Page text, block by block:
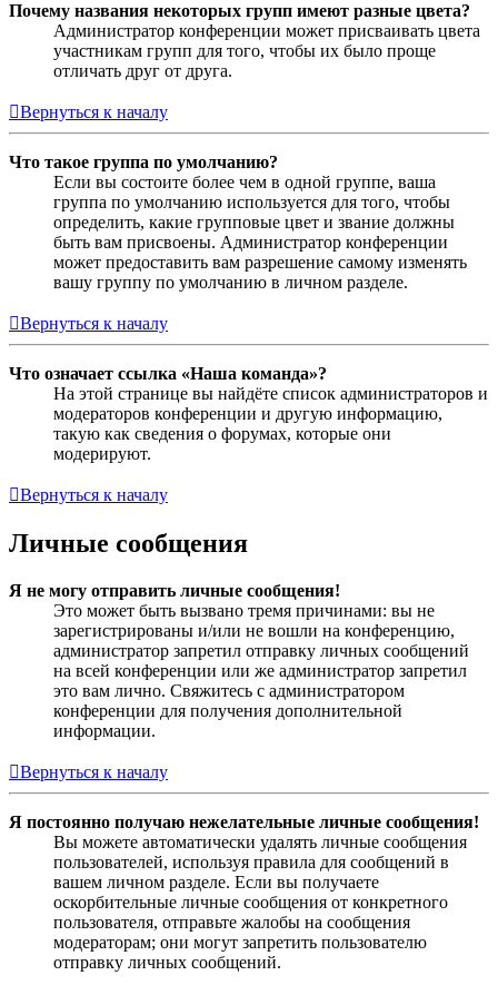
Почему названия некоторых групп имеют разные цвета?
Администратор конференции может присваивать цвета
участникам групп для того, чтобы их было проще
отличать друг от друга.
Вернуться к началу
Что такое группа по умолчанию?
Если вы состоите более чем в одной группе, ваша
группа по умолчанию используется для того, чтобы
определить, какие групповые цвет и звание должны
быть вам присвоены. Администратор конференции
может предоставить вам разрешение самому изменять
вашу группу по умолчанию в личном разделе.
Вернуться к началу
Что означает ссылка «Наша команда»?
На этой странице вы найдёте список администраторов и
модераторов конференции и другую информацию,
такую как сведения о форумах, которые они
модерируют.
Вернуться к началу
Личные сообщения
Я не могу отправить личные сообщения!
Это может быть вызвано тремя причинами: вы не
зарегистрированы и/или не вошли на конференцию,
администратор запретил отправку личных сообщений
на всей конференции или же администратор запретил
это вам лично. Свяжитесь с администратором
конференции для получения дополнительной
информации.
Вернуться к началу
Я постоянно получаю нежелательные личные сообщения!
Вы можете автоматически удалять личные сообщения
пользователей, используя правила для сообщений в
вашем личном разделе. Если вы получаете
оскорбительные личные сообщения от конкретного
пользователя, отправьте жалобы на сообщения
модераторам; они могут запретить пользователю
отправку личных сообщений.